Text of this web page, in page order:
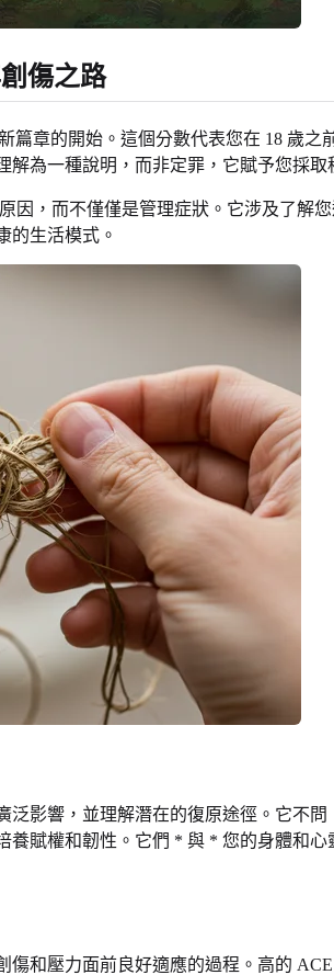
傷之路
篇章的開始。這個分數代表您在 18 歲
為一種說明，而非定罪，它賦予您採取
因，而不僅僅是管理症狀。它涉及了解
的生活模式。
影響，並理解潛在的復原途徑。它不
養賦權和韌性。它們 * 與 * 您的身體和
和壓力面前良好適應的過程。高的